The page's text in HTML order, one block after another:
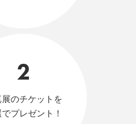
2
のチケットを
プレゼント！